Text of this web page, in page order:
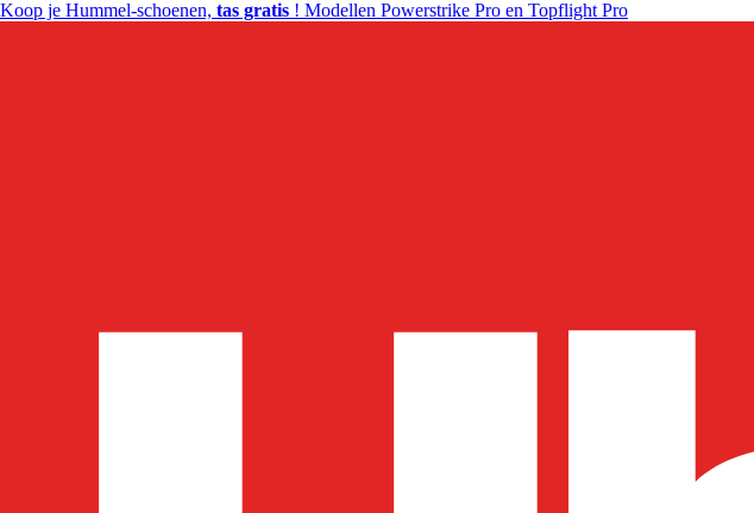
Koop je Hummel-schoenen, tas gratis ! Modellen Powerstrike Pro en Topflight Pro